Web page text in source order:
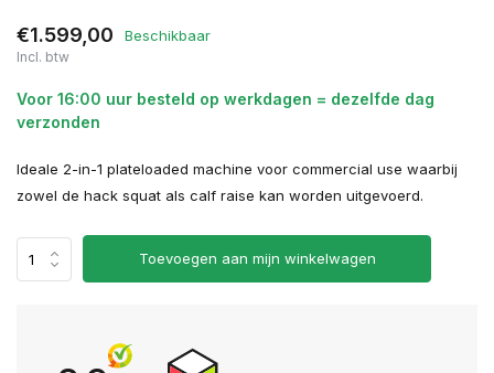
€1.599,00 Beschikbaar
Incl. btw
Voor 16:00 uur besteld op werkdagen = dezelfde dag
verzonden
Ideale 2-in-1 plateloaded machine voor commercial use waarbij
zowel de hack squat als calf raise kan worden uitgevoerd.
Toevoegen aan mijn winkelwagen